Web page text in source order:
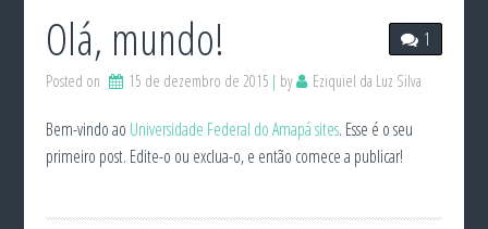
1
Olá, mundo!
Posted on 15 de dezembro de 2015 by Eziquiel da Luz Silva
Bem-vindo ao Universidade Federal do Amapá sites. Esse é o seu
primeiro post. Edite-o ou exclua-o, e então comece a publicar!